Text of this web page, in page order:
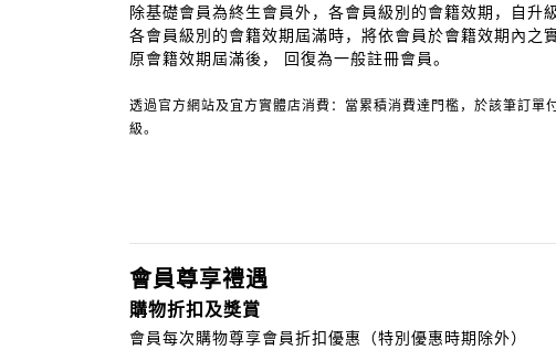
除基礎會員為終生會員外，各會員級別的會籍效期，自升
各會員級別的會籍效期屆滿時，將依會員於會籍效期內
原會籍效期屆滿後， 回復為一般註冊會員。
透過官方網站及宜方實體店消費：當累積消費達門檻，於該筆訂
級。
會員尊享禮遇
購物折扣及獎賞
會員每次購物尊享會員折扣優惠（特別優惠時期除外）